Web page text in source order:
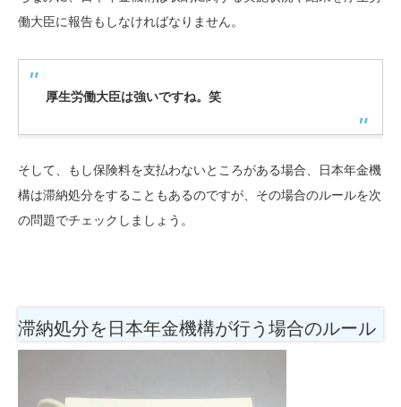
働大臣に報告もしなければなりません。
厚生労働大臣は強いですね。笑
そして、もし保険料を支払わないところがある場合、日本年金機
構は滞納処分をすることもあるのですが、その場合のルールを次
の問題でチェックしましょう。
滞納処分を日本年金機構が行う場合のルール